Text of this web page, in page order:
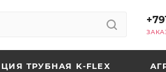
ТРУБНАЯ K-FLEX